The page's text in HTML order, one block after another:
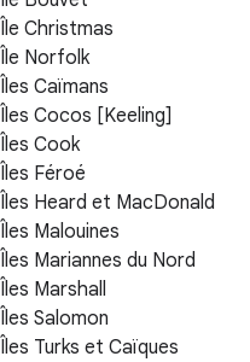
Île Christmas
Île Norfolk
Îles Caïmans
Îles Cocos [Keeling]
Îles Cook
Îles Féroé
Îles Heard et MacDonald
Îles Malouines
Îles Mariannes du Nord
Îles Marshall
Îles Salomon
Îles Turks et Caïques